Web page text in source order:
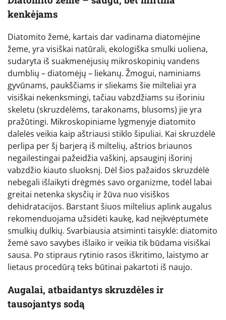
kenkėjams
Diatomito žemė, kartais dar vadinama diatomėjine
žeme, yra visiškai natūrali, ekologiška smulki uoliena,
sudaryta iš suakmenėjusių mikroskopinių vandens
dumblių – diatomėjų – liekanų. Žmogui, naminiams
gyvūnams, paukščiams ir sliekams šie milteliai yra
visiškai nekenksmingi, tačiau vabzdžiams su išoriniu
skeletu (skruzdėlėms, tarakonams, blusoms) jie yra
pražūtingi. Mikroskopiniame lygmenyje diatomito
dalelės veikia kaip aštriausi stiklo šipuliai. Kai skruzdėlė
perlipa per šį barjerą iš miltelių, aštrios briaunos
negailestingai pažeidžia vaškinį, apsauginį išorinį
vabzdžio kiauto sluoksnį. Dėl šios pažaidos skruzdėlė
nebegali išlaikyti drėgmės savo organizme, todėl labai
greitai netenka skysčių ir žūva nuo visiškos
dehidratacijos. Barstant šiuos miltelius aplink augalus
rekomenduojama užsidėti kaukę, kad neįkvėptumėte
smulkių dulkių. Svarbiausia atsiminti taisyklė: diatomito
žemė savo savybes išlaiko ir veikia tik būdama visiškai
sausa. Po stipraus rytinio rasos iškritimo, laistymo ar
lietaus procedūrą teks būtinai pakartoti iš naujo.
Augalai, atbaidantys skruzdėles ir
tausojantys sodą